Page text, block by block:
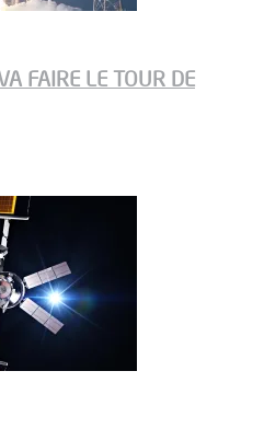
FAIRE LE TOUR DE